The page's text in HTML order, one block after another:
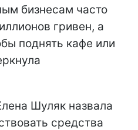
бизнесам часто
гривен, а
поднять кафе или
Шуляк назвала
средства